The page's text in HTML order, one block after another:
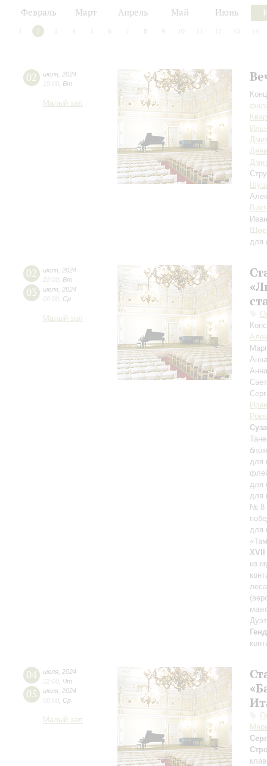
Февраль Март Апрель Май Июнь
2 3 4 5 6 7 8 9 10 12 13 14
02 июля 2024
19:00 Вт
Малый зал
для
02 июля 2024
22:00 Вт
03 июля 2024
00:00 Ср
Малый зал
для
для
для
№ 8
для
XVII
из
04 июля 2024
22:00 Чт
05 июня 2024
00:00 Ср
Малый зал